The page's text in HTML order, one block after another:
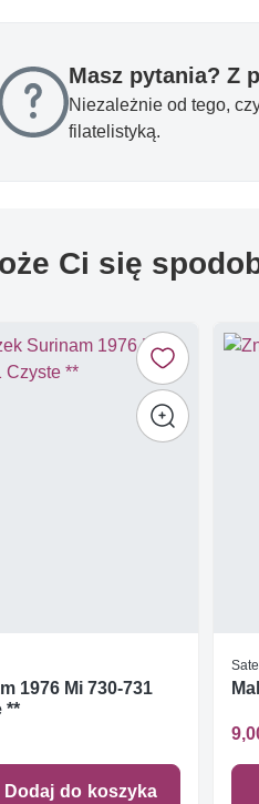
Masz pytania? Z
Niezależnie od tego,
filatelistyką.
Ci się
1976 Mi 730-731
**
Dodaj do koszyka